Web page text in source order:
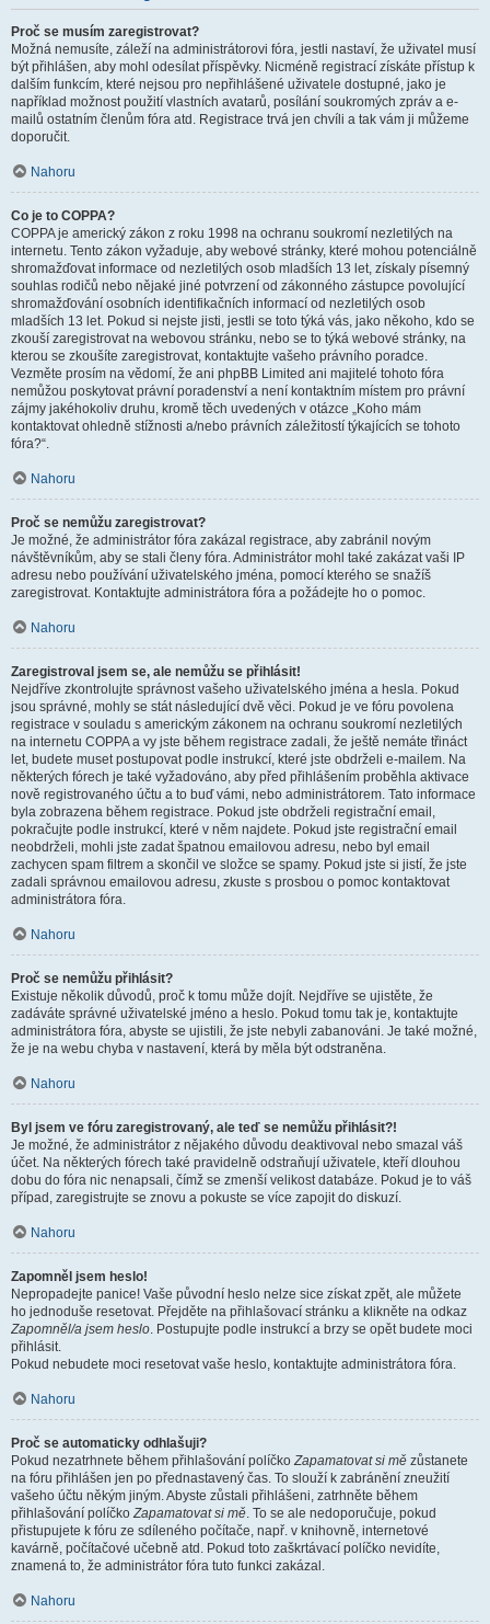
Proč se musím zaregistrovat?
Možná nemusíte, záleží na administrátorovi fóra, jestli nastaví, že uživatel musí
být přihlášen, aby mohl odesílat příspěvky. Nicméně registrací získáte přístup k
dalším funkcím, které nejsou pro nepřihlášené uživatele dostupné, jako je
například možnost použití vlastních avatarů, posílání soukromých zpráv a e-
mailů ostatním členům fóra atd. Registrace trvá jen chvíli a tak vám ji můžeme
doporučit.
Nahoru
Co je to COPPA?
COPPA je americký zákon z roku 1998 na ochranu soukromí nezletilých na
internetu. Tento zákon vyžaduje, aby webové stránky, které mohou potenciálně
shromažďovat informace od nezletilých osob mladších 13 let, získaly písemný
souhlas rodičů nebo nějaké jiné potvrzení od zákonného zástupce povolující
shromažďování osobních identifikačních informací od nezletilých osob
mladších 13 let. Pokud si nejste jisti, jestli se toto týká vás, jako někoho, kdo se
zkouší zaregistrovat na webovou stránku, nebo se to týká webové stránky, na
kterou se zkoušíte zaregistrovat, kontaktujte vašeho právního poradce.
Vezměte prosím na vědomí, že ani phpBB Limited ani majitelé tohoto fóra
nemůžou poskytovat právní poradenství a není kontaktním místem pro právní
zájmy jakéhokoliv druhu, kromě těch uvedených v otázce „Koho mám
kontaktovat ohledně stížnosti a/nebo právních záležitostí týkajících se tohoto
fóra?“.
Nahoru
Proč se nemůžu zaregistrovat?
Je možné, že administrátor fóra zakázal registrace, aby zabránil novým
návštěvníkům, aby se stali členy fóra. Administrátor mohl také zakázat vaši IP
adresu nebo používání uživatelského jména, pomocí kterého se snažíš
zaregistrovat. Kontaktujte administrátora fóra a požádejte ho o pomoc.
Nahoru
Zaregistroval jsem se, ale nemůžu se přihlásit!
Nejdříve zkontrolujte správnost vašeho uživatelského jména a hesla. Pokud
jsou správné, mohly se stát následující dvě věci. Pokud je ve fóru povolena
registrace v souladu s americkým zákonem na ochranu soukromí nezletilých
na internetu COPPA a vy jste během registrace zadali, že ještě nemáte třináct
let, budete muset postupovat podle instrukcí, které jste obdrželi e-mailem. Na
některých fórech je také vyžadováno, aby před přihlášením proběhla aktivace
nově registrovaného účtu a to buď vámi, nebo administrátorem. Tato informace
byla zobrazena během registrace. Pokud jste obdrželi registrační email,
pokračujte podle instrukcí, které v něm najdete. Pokud jste registrační email
neobdrželi, mohli jste zadat špatnou emailovou adresu, nebo byl email
zachycen spam filtrem a skončil ve složce se spamy. Pokud jste si jistí, že jste
zadali správnou emailovou adresu, zkuste s prosbou o pomoc kontaktovat
administrátora fóra.
Nahoru
Proč se nemůžu přihlásit?
Existuje několik důvodů, proč k tomu může dojít. Nejdříve se ujistěte, že
zadáváte správné uživatelské jméno a heslo. Pokud tomu tak je, kontaktujte
administrátora fóra, abyste se ujistili, že jste nebyli zabanováni. Je také možné,
že je na webu chyba v nastavení, která by měla být odstraněna.
Nahoru
Byl jsem ve fóru zaregistrovaný, ale teď se nemůžu přihlásit?!
Je možné, že administrátor z nějakého důvodu deaktivoval nebo smazal váš
účet. Na některých fórech také pravidelně odstraňují uživatele, kteří dlouhou
dobu do fóra nic nenapsali, čímž se zmenší velikost databáze. Pokud je to váš
případ, zaregistrujte se znovu a pokuste se více zapojit do diskuzí.
Nahoru
Zapomněl jsem heslo!
Nepropadejte panice! Vaše původní heslo nelze sice získat zpět, ale můžete
ho jednoduše resetovat. Přejděte na přihlašovací stránku a klikněte na odkaz
Zapomněl/a jsem heslo. Postupujte podle instrukcí a brzy se opět budete moci
přihlásit.
Pokud nebudete moci resetovat vaše heslo, kontaktujte administrátora fóra.
Nahoru
Proč se automaticky odhlašuji?
Pokud nezatrhnete během přihlašování políčkoZapamatovat si mě zůstanete
na fóru přihlášen jen po přednastavený čas. To slouží k zabránění zneužití
vašeho účtu někým jiným. Abyste zůstali přihlášeni, zatrhněte během
přihlašování políčkoZapamatovat si mě. To se ale nedoporučuje, pokud
přistupujete k fóru ze sdíleného počítače, např. v knihovně, internetové
kavárně, počítačové učebně atd. Pokud toto zaškrtávací políčko nevidíte,
znamená to, že administrátor fóra tuto funkci zakázal.
Nahoru